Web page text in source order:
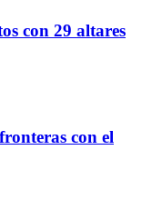
con 29 altares
con el